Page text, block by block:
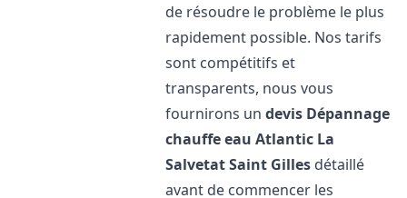
de résoudre le problème le plus
rapidement possible. Nos tarifs
sont compétitifs et
transparents, nous vous
fournirons undevis Dépannage
chauffe eau Atlantic La
Salvetat Saint Gilles détaillé
avant de commencer les